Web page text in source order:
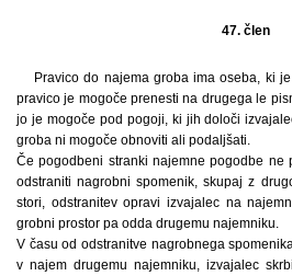
47. člen
Pravico do najema groba ima oseba, ki
pravico je mogoče prenesti na drugega le
jo je mogoče pod pogoji, ki jih določi
groba ni mogoče obnoviti ali podaljšati.
Če pogodbeni stranki najemne pogodbe ne
odstraniti nagrobni spomenik, skupaj z
stori, odstranitev opravi izvajalec na
grobni prostor pa odda drugemu najemniku.
V času od odstranitve nagrobnega
v najem drugemu najemniku, izvajalec